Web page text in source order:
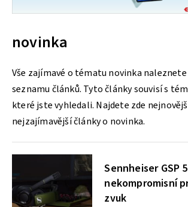
novinka
Vše zajímavé o tématu novinka
seznamu článků. Tyto články souvisí s
které jste vyhledali. Najdete zde
nejzajímavější články o novinka.
Sennheiser GSP
nekompromisní
zvuk